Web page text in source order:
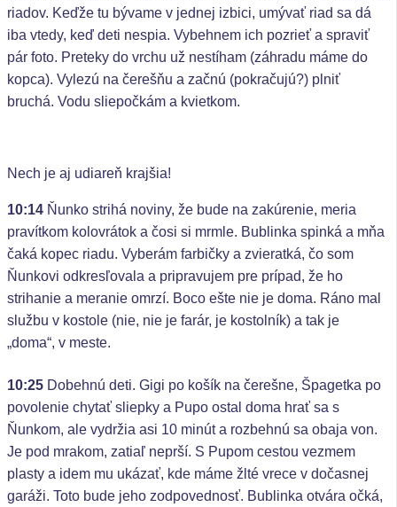
riadov. Keďže tu bývame v jednej izbici, umývať riad sa dá
iba vtedy, keď deti nespia. Vybehnem ich pozrieť a spraviť
pár foto. Preteky do vrchu už nestíham (záhradu máme do
kopca). Vylezú na čerešňu a začnú (pokračujú?) plniť
bruchá. Vodu sliepočkám a kvietkom.
Nech je aj udiareň krajšia!
10:14 Ňunko strihá noviny, že bude na zakúrenie, meria
pravítkom kolovrátok a čosi si mrmle. Bublinka spinká a mňa
čaká kopec riadu. Vyberám farbičky a zvieratká, čo som
Ňunkovi odkresľovala a pripravujem pre prípad, že ho
strihanie a meranie omrzí. Boco ešte nie je doma. Ráno mal
službu v kostole (nie, nie je farár, je kostolník) a tak je
„doma“, v meste.
10:25 Dobehnú deti. Gigi po košík na čerešne, Špagetka po
povolenie chytať sliepky a Pupo ostal doma hrať sa s
Ňunkom, ale vydržia asi 10 minút a rozbehnú sa obaja von.
Je pod mrakom, zatiaľ neprší. S Pupom cestou vezmem
plasty a idem mu ukázať, kde máme žlté vrece v dočasnej
garáži. Toto bude jeho zodpovednosť. Bublinka otvára očká,